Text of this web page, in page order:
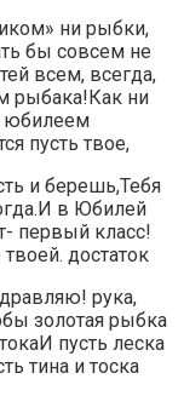
ни рыбки,​​
бы​​ совсем не
всем, всегда,​
рыбака!​​Как ни
юбилеем
пусть​ твое,​
и​ берешь,​​Тебя
в Юбилей​
первый класс!​
достаток​
рука,​​
золотая рыбка​
пусть леска​
тина и тоска​